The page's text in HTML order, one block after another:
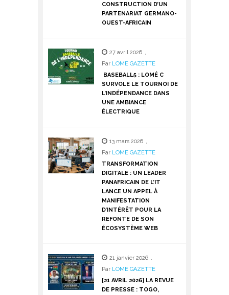
CONSTRUCTION D’UN
PARTENARIAT GERMANO-
OUEST-AFRICAIN
27 avril 2026 ,
Par LOME GAZETTE
BASEBALL5 : LOMÉ C
SURVOLE LE TOURNOI DE
L’INDÉPENDANCE DANS
UNE AMBIANCE
ÉLECTRIQUE
13 mars 2026 ,
Par LOME GAZETTE
TRANSFORMATION
DIGITALE : UN LEADER
PANAFRICAIN DE L’IT
LANCE UN APPEL À
MANIFESTATION
D’INTÉRÊT POUR LA
REFONTE DE SON
ÉCOSYSTÈME WEB
21 janvier 2026 ,
Par LOME GAZETTE
[21 AVRIL 2026] LA REVUE
DE PRESSE : TOGO,